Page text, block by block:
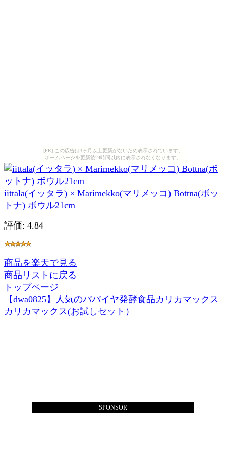
[PR] この広告は3ヶ月以上更新がないため表示されています。
ホームページを更新後24時間以内に表示されなくなります。
iittala(イッタラ) × Marimekko(マリメッコ) Bottna(ボッ
トナ) ボウル21cm
評価: 4.84
商品を楽天で見る
商品リストに戻る
トップページ
【dwa0825】人気のパパイヤ発酵食品カリカマックス
カリカマックス(お試しセット）
SPONSOR